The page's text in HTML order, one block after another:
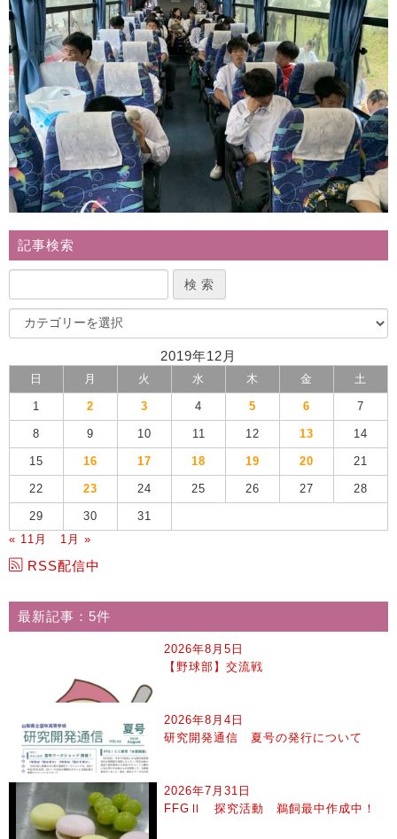
記事検索
2019年12月
日 月 火 水 木 金 土
1 2 3 4 5 6 7
8 9 10 11 12 13 14
15 16 17 18 19 20 21
22 23 24 25 26 27 28
29 30
31
« 11月
1月 »
RSS配信中
最新記事：5件
2026年8月5日
【野球部】交流戦
2026年8月4日
研究開発通信 夏号の発行について
2026年7月31日
FFGⅡ 探究活動 鵜飼最中作成中！